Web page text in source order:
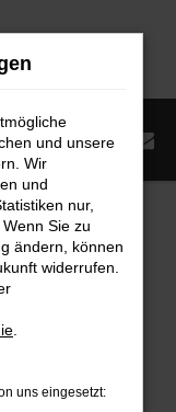
können:
und unsere
Wir
und
nur,
Sie zu
ändern, können
widerrufen.
uns eingesetzt: